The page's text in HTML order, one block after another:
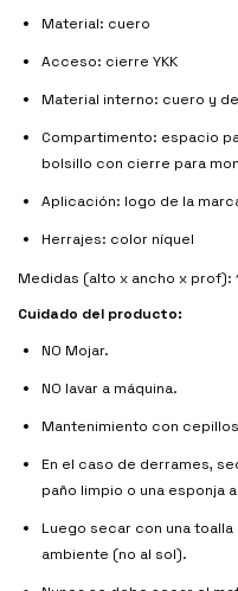
Material: cuero
Acceso: cierre YKK
Material interno: cuero y
Compartimento: espacio
bolsillo con cierre para
Aplicación: logo de la
Herrajes: color níquel
Medidas (alto x ancho x prof):
Cuidado del producto:
NO Mojar.
NO lavar a máquina.
Mantenimiento con
En el caso de derrames,
paño limpio o una esponja
Luego secar con una
ambiente (no al sol).